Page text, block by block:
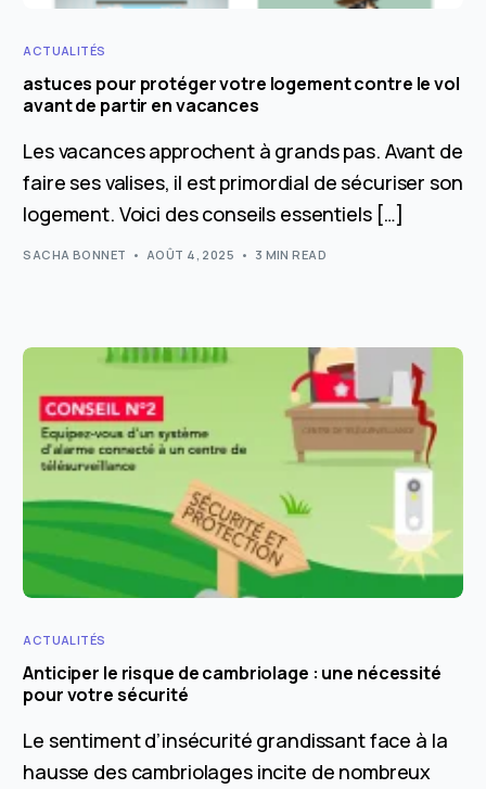
ACTUALITÉS
astuces pour protéger votre logement contre le vol
avant de partir en vacances
Les vacances approchent à grands pas. Avant de
faire ses valises, il est primordial de sécuriser son
logement. Voici des conseils essentiels […]
SACHA BONNET AOÛT 4, 2025 3 MIN READ
ACTUALITÉS
Anticiper le risque de cambriolage : une nécessité
pour votre sécurité
Le sentiment d’insécurité grandissant face à la
hausse des cambriolages incite de nombreux